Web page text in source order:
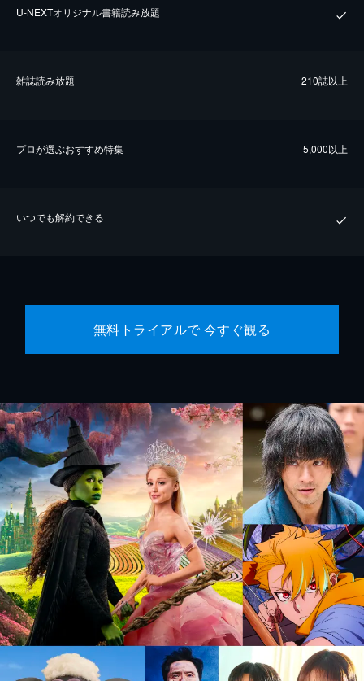
U-NEXTオリジナル書籍読み放題
雑誌読み放題 210誌以上
プロが選ぶおすすめ特集 5,000以上
いつでも解約できる
無料トライアルで 今すぐ観る